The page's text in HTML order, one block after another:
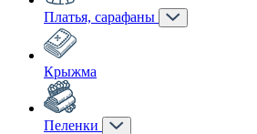
Платья, сарафаны
Крыжма
Пеленки